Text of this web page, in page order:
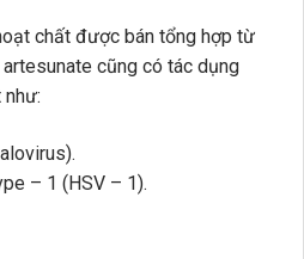
chất được bán tổng hợp từ
cũng có tác dụng
– 1 (HSV – 1).